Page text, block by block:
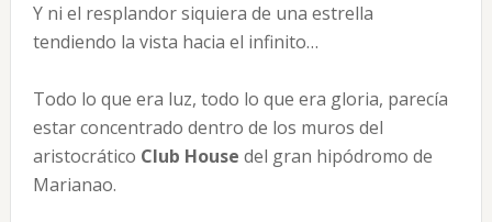
Y ni el resplandor siquiera de una estrella
tendiendo la vista hacia el infinito…
Todo lo que era luz, todo lo que era gloria, parecía
estar concentrado dentro de los muros del
aristocrático Club House del gran hipódromo de
Marianao.